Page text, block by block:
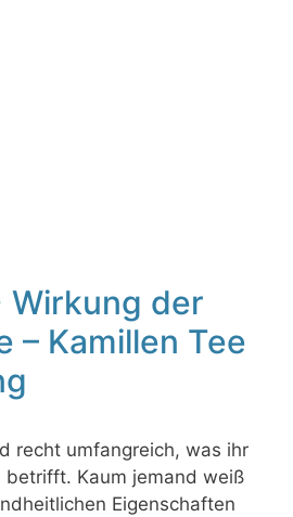
Wirkung der
– Kamillen Tee
recht umfangreich, was ihr
betrifft. Kaum jemand weiß
Eigenschaften